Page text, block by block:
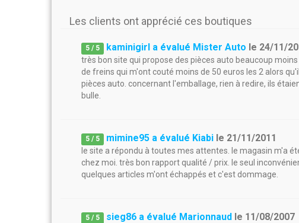
Les clients ont apprécié ces boutiques
5 / 5 kaminigirl a évalué Mister Auto le 24/11/
très bon site qui propose des pièces auto beaucoup
de freins qui m'ont couté moins de 50 euros les 2 alors
pièces auto. concernant l'emballage, rien à redire, ils
bulle.
5 / 5 mimine95 a évalué Kiabi le 21/11/2011
le site a répondu à toutes mes attentes. le magasin m'a
chez moi. très bon rapport qualité / prix. le seul
quelques articles m'ont échappés et c'est dommage.
5 / 5 sieg86 a évalué Marionnaud le 11/08/2007